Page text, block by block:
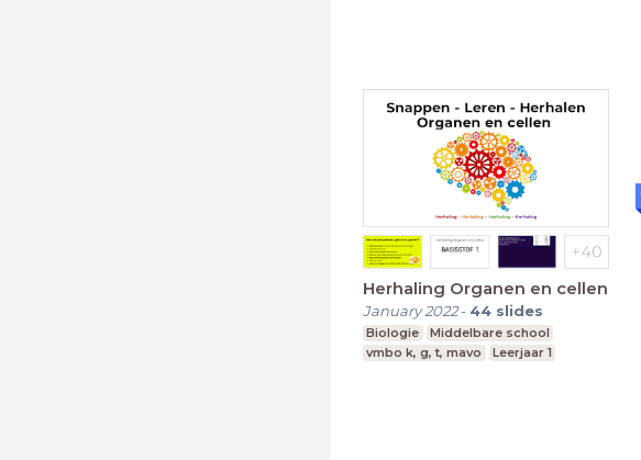
Herhaling Organen en cellen
January 2022- 44 slides
Biologie
Middelbare school
vmbo k, g, t, mavo
Leerjaar 1